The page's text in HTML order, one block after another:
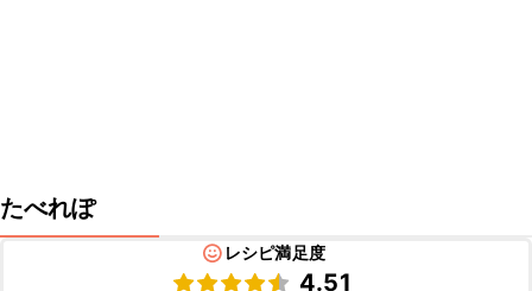
たべれぽ
レシピ満足度
4.51